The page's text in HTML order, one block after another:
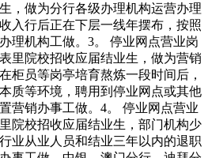
，做为分行各级办理机构运营办理
入行后正在下层一线年摆布，按照
理机构工做。3。 停业网点营业岗
里院校招收应届结业生，做为营销
柜员等岗亭培育熬炼一段时间后，
质等环境，聘用到停业网点或其他
营销办事工做。4。 停业网点营业
院校招收应届结业生，部门机构少
业从业人员和结业三年以内的退职